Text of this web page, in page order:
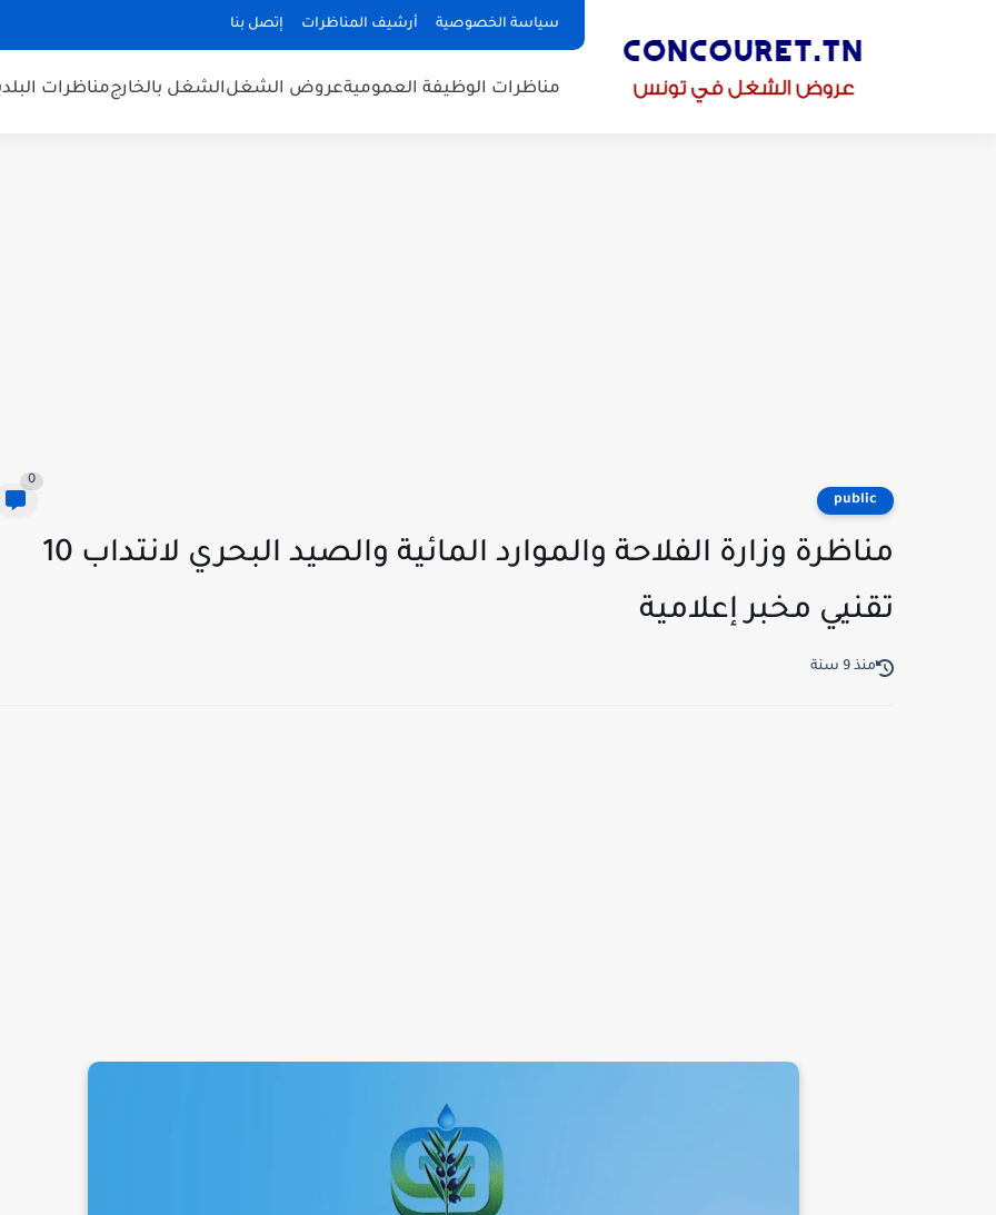
سياسة الخصوصية أرشيف المناظرات إتصل بنا
مناظرات الوظيفة العموميةعروض الشغلالشغل بالخارجمناظرات
public
0
مناظرة وزارة الفلاحة والموارد المائية والصيد البحري لانتداب 10
تقنيي مخبر إعلامية
منذ 9 سنة